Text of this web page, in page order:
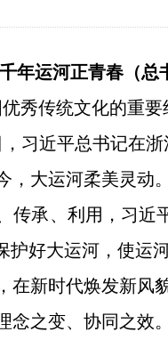
年运河正青春（总
秀传统文化的重
习近平总书记在浙
，大运河柔美灵动
传承、利用，习近
护好大运河，使运
在新时代焕发新风
念之变、协同之效